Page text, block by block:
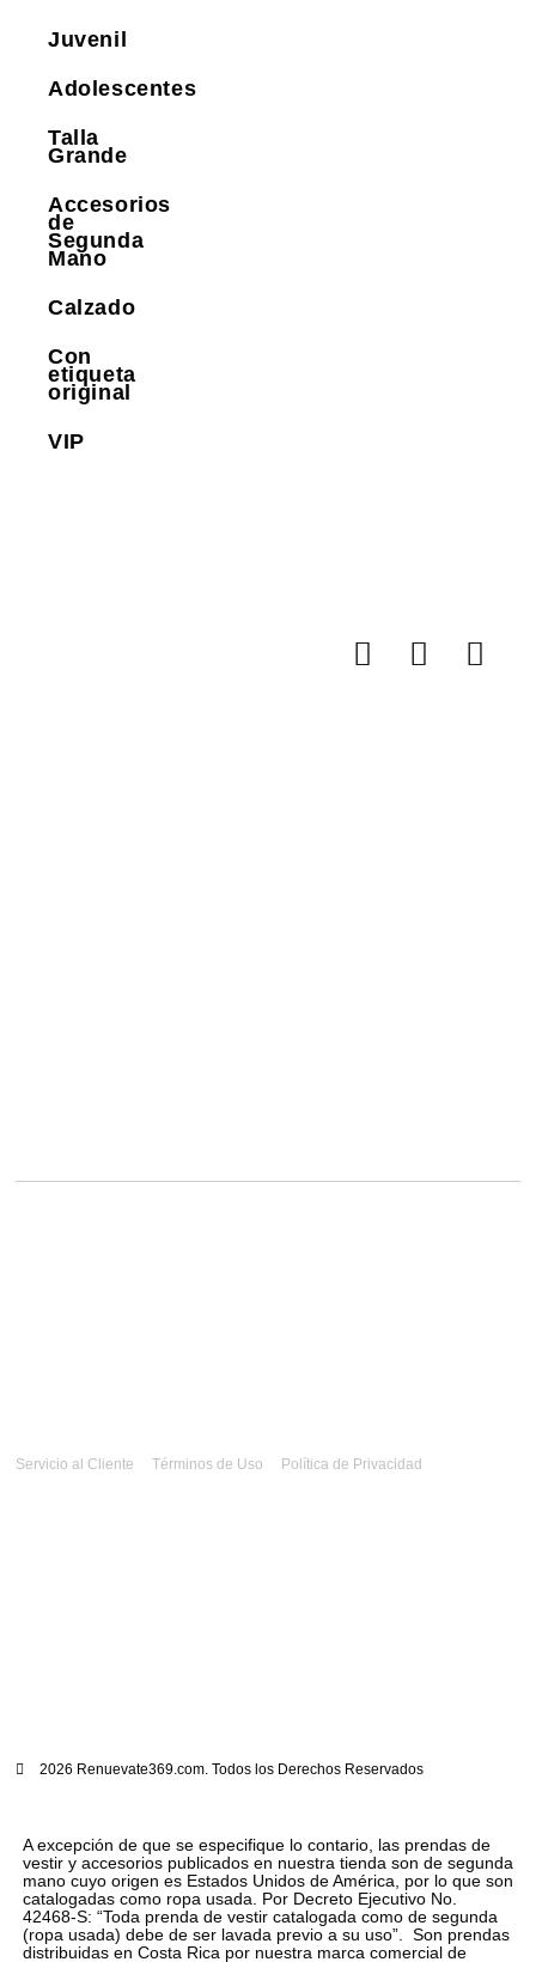
Juvenil
Adolescentes
Talla
Grande
Accesorios
de
Segunda
Mano
Calzado
Con
etiqueta
original
VIP
2026 Renuevate369.com. Todos los Derechos Reservados
Servicio al Cliente Términos de Uso Política de Privacidad
A excepción de que se especifique lo contario, las prendas de
vestir y accesorios publicados en nuestra tienda son de segunda
mano cuyo origen es Estados Unidos de América, por lo que son
catalogadas como ropa usada. Por Decreto Ejecutivo No.
42468-S: “Toda prenda de vestir catalogada como de segunda
(ropa usada) debe de ser lavada previo a su uso”. Son prendas
distribuidas en Costa Rica por nuestra marca comercial de